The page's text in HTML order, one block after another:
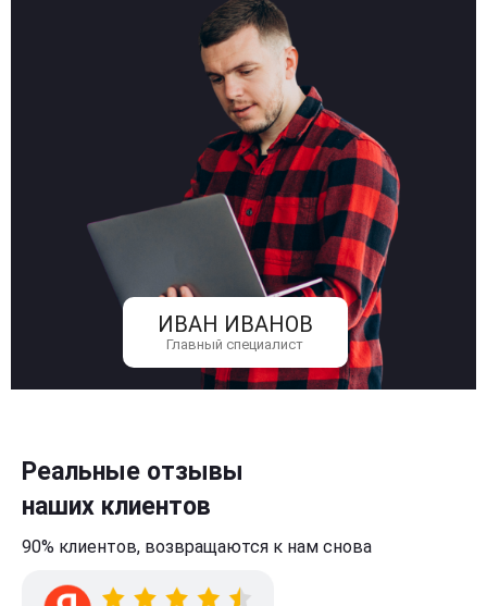
ИВАН ИВАНОВ
Главный специалист
Реальные отзывы
наших клиентов
90% клиентов, возвращаются к нам снова